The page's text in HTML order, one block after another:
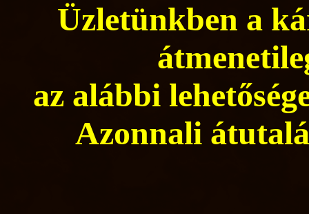
Üzletünkben a
az alábbi
Azonnali